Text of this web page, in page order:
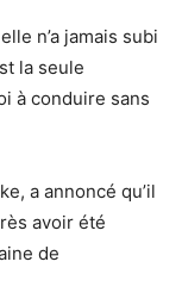
n’a jamais subi
la seule
à conduire sans
a annoncé qu’il
avoir été
de